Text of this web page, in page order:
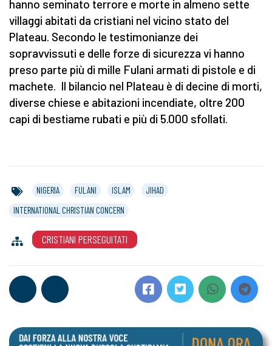
hanno seminato terrore e morte in almeno sette
villaggi abitati da cristiani nel vicino stato del
Plateau. Secondo le testimonianze dei
sopravvissuti e delle forze di sicurezza vi hanno
preso parte più di mille Fulani armati di pistole e di
machete. Il bilancio nel Plateau è di decine di morti,
diverse chiese e abitazioni incendiate, oltre 200
capi di bestiame rubati e più di 5.000 sfollati.
NIGERIA FULANI ISLAM
JIHAD
INTERNATIONAL CHRISTIAN CONCERN
CRISTIANI PERSEGUITATI